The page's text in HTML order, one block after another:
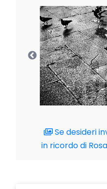
Se desideri
in ricordo di